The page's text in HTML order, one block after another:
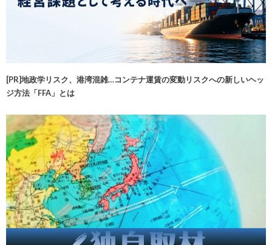
[PR]地政学リスク、港湾混雑…コンテナ運賃の変動リスクへの新しいヘッ
ジ方法「FFA」とは